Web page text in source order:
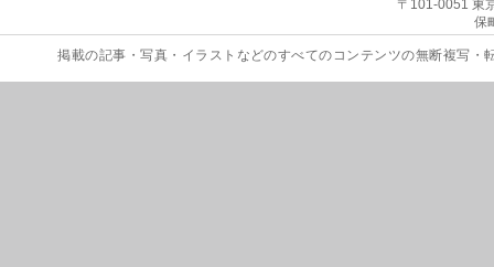
〒101-0051 東
保
掲載の記事・写真・イラストなどのすべてのコンテンツの無断複